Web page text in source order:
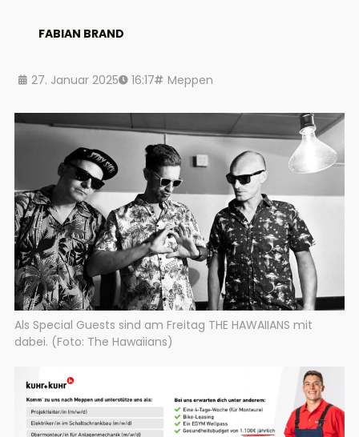
FABIAN BRAND
27. Januar 2025 16:17 Meppen
Als Special Guests sind am Freitag THE HAWAIIANS mit
dabei. (Foto: The Hawaiians)